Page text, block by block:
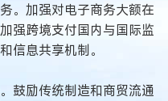
。加强对电子商务大额在
强跨境支付国内与国际监
信息共享机制。
励传统制造和商贸流通